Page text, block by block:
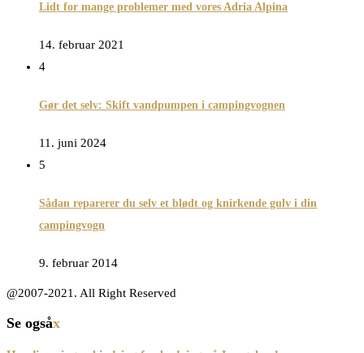
Lidt for mange problemer med vores Adria Alpina
14. februar 2021
4
Gør det selv: Skift vandpumpen i campingvognen
11. juni 2024
5
Sådan reparerer du selv et blødt og knirkende gulv i din
campingvogn
9. februar 2014
@2007-2021. All Right Reserved
Se ogsåx